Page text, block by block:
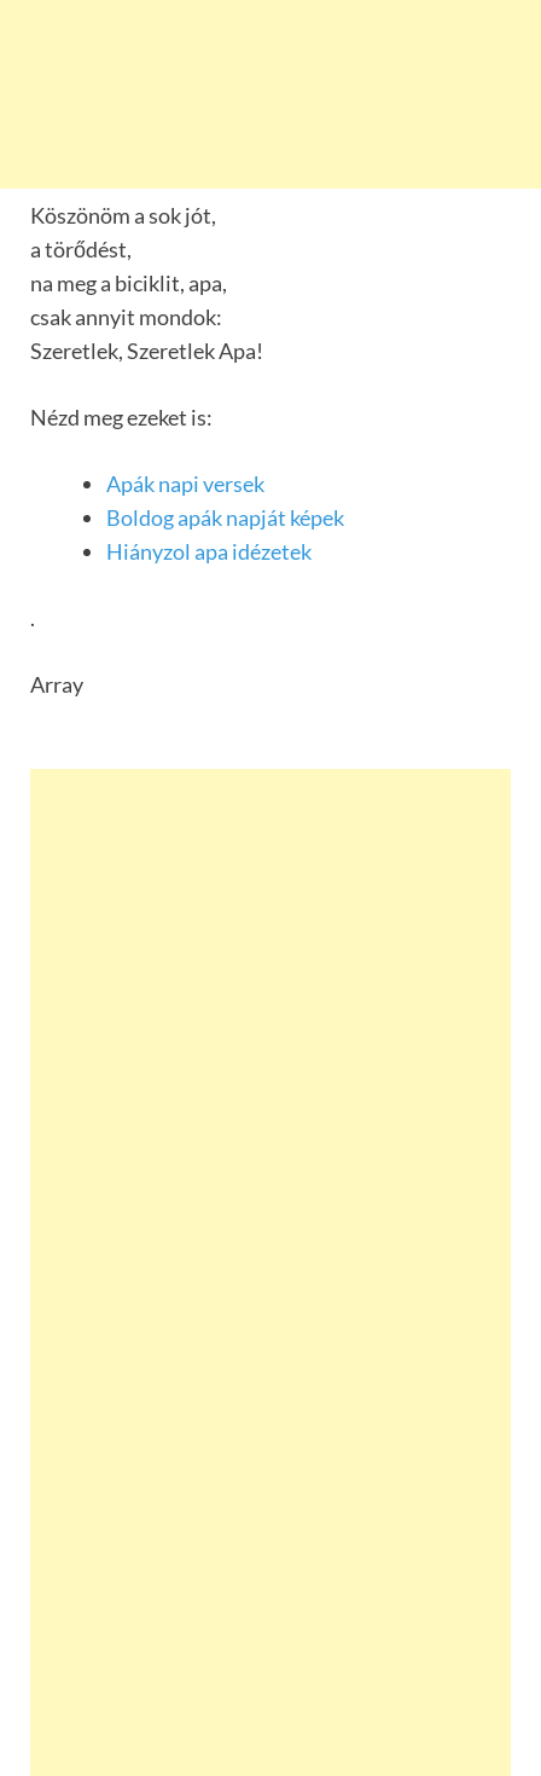
Köszönöm a sok jót,
a törődést,
na meg a biciklit, apa,
csak annyit mondok:
Szeretlek, Szeretlek Apa!
Nézd meg ezeket is:
Apák napi versek
Boldog apák napját képek
Hiányzol apa idézetek
.
Array